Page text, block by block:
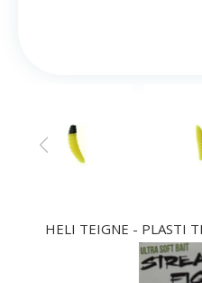
HELI TEIGNE - PLASTI